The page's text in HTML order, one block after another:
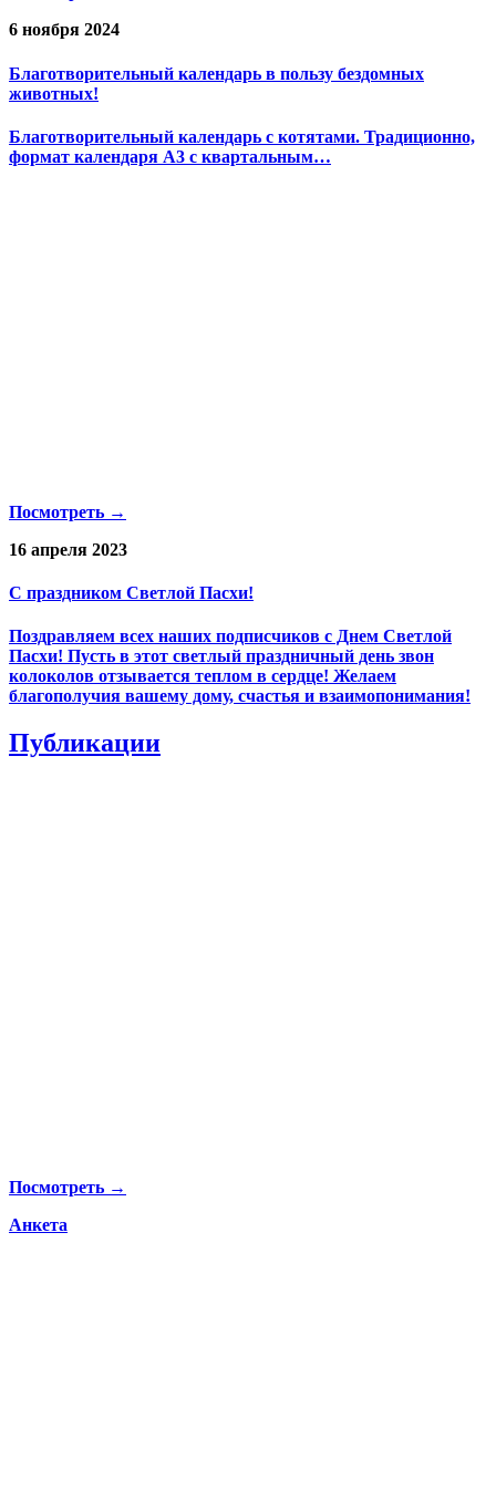
6 ноября 2024
Благотворительный календарь в пользу бездомных
животных!
Благотворительный календарь с котятами. Традиционно,
формат календаря А3 с квартальным…
Посмотреть →
16 апреля 2023
С праздником Светлой Пасхи!
Поздравляем всех наших подписчиков с Днем Светлой
Пасхи! Пусть в этот светлый праздничный день звон
колоколов отзывается теплом в сердце! Желаем
благополучия вашему дому, счастья и взаимопонимания!
Публикации
Посмотреть →
Анкета